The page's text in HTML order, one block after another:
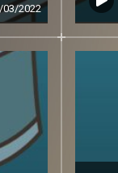
03/2022